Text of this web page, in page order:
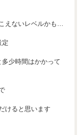
えないレベルかも…
定
少時間はかかって
けると思います